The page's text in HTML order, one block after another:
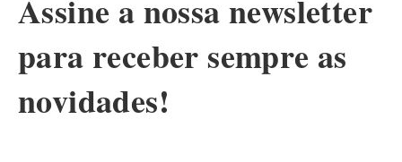
Assine a nossa newsletter
para receber sempre as
novidades!